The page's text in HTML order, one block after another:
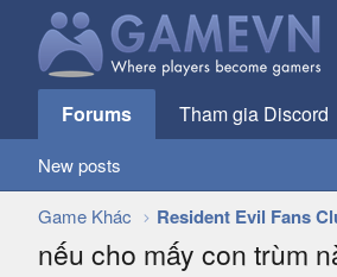
Forums Tham gia Discord
New posts
Game Khác Resident Evil Fans
nếu cho mấy con trùm